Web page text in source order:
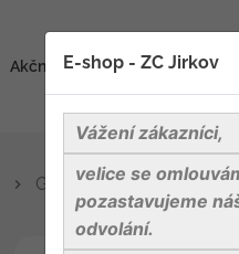
Akční zboží Blog
Giallo Siena valounky,
E-shop - ZC Jirkov
Vážení zákazníci,
velice se
pozastavujeme
odvolání.